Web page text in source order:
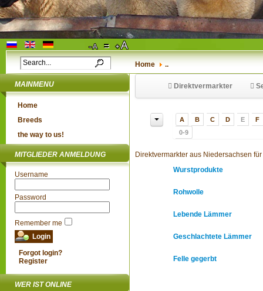
Home ..
MAINMENU
Home
Breeds
the way to us!
MITGLIEDER ANMELDUNG
Username
Password
Remember me
Forgot login?
Register
WER IST ONLINE
Direktvermarkter
A B C D E
F
0-9
Direktvermarkter aus Niedersachsen
Wurstprodukte
Rohwolle
Lebende Lämmer
Geschlachtete Lämmer
Felle gegerbt